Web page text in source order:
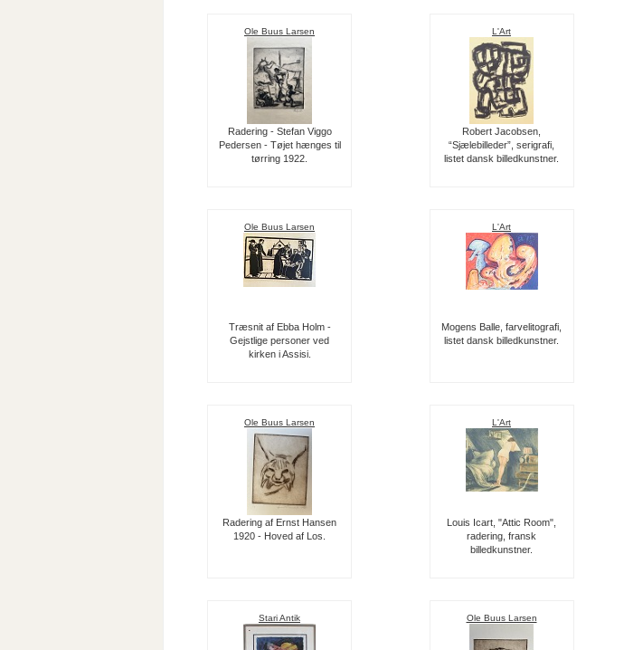
Ole Buus Larsen
Radering - Stefan Viggo
Pedersen - Tøjet hænges til
tørring 1922.
L'Art
Robert Jacobsen,
“Sjælebilleder”, serigrafi,
listet dansk billedkunstner.
Ole Buus Larsen
Træsnit af Ebba Holm -
Gejstlige personer ved
kirken i Assisi.
L'Art
Mogens Balle, farvelitografi,
listet dansk billedkunstner.
Ole Buus Larsen
Radering af Ernst Hansen
1920 - Hoved af Los.
L'Art
Louis Icart, "Attic Room",
radering, fransk
billedkunstner.
Stari Antik Ole Buus Larsen